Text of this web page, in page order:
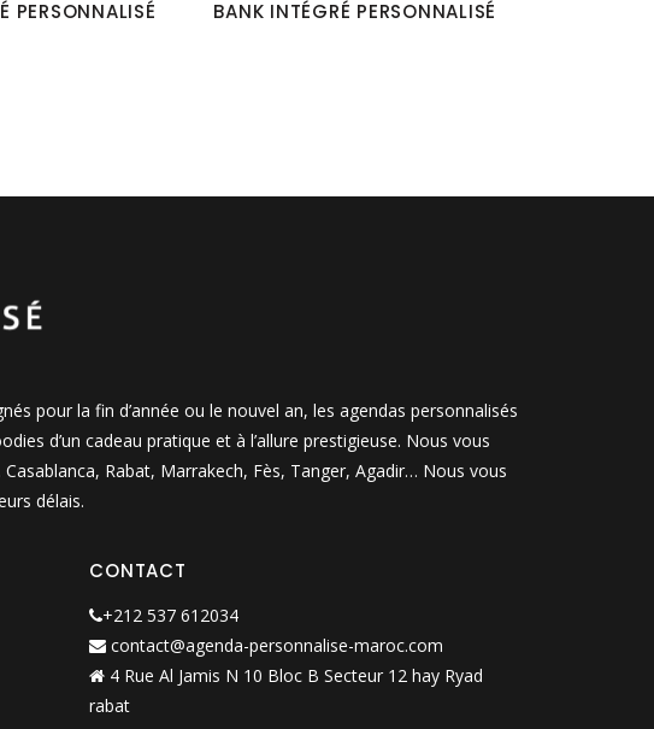
PERSONNALISÉ
BANK INTÉGRÉ PERSONNALISÉ
pour la fin d’année ou le nouvel an, les agendas personnalisés
d’un cadeau pratique et à l’allure prestigieuse. Nous vous
Rabat, Marrakech, Fès, Tanger, Agadir… Nous vous
délais.
CONTACT
+212 537 612034
contact@agenda-personnalise-maroc.com
4 Rue Al Jamis N 10 Bloc B Secteur 12 hay Ryad
rabat